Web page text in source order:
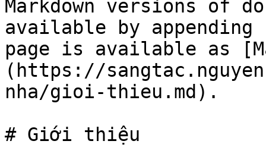
Markdown versions of
available by
page is available as
(https://
nha/gioi-thieu.md).
# Giới thiệu